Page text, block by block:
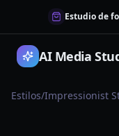
Estudio de
AI Media
Estilos/Impressionist